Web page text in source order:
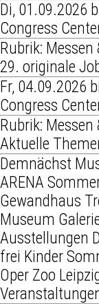
Di, 01.09.2026
Congress
Rubrik: Messen
29. originale
Fr, 04.09.2026
Congress
Rubrik: Messen
Aktuelle
Demnächst
ARENA
Gewandhaus
Museum
Ausstellungen
frei Kinder
Oper Zoo